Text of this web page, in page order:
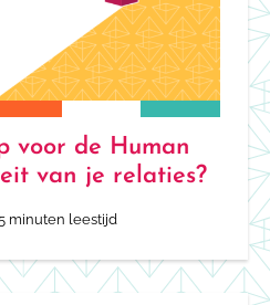
voor de Human
van je relaties?
minuten leestijd